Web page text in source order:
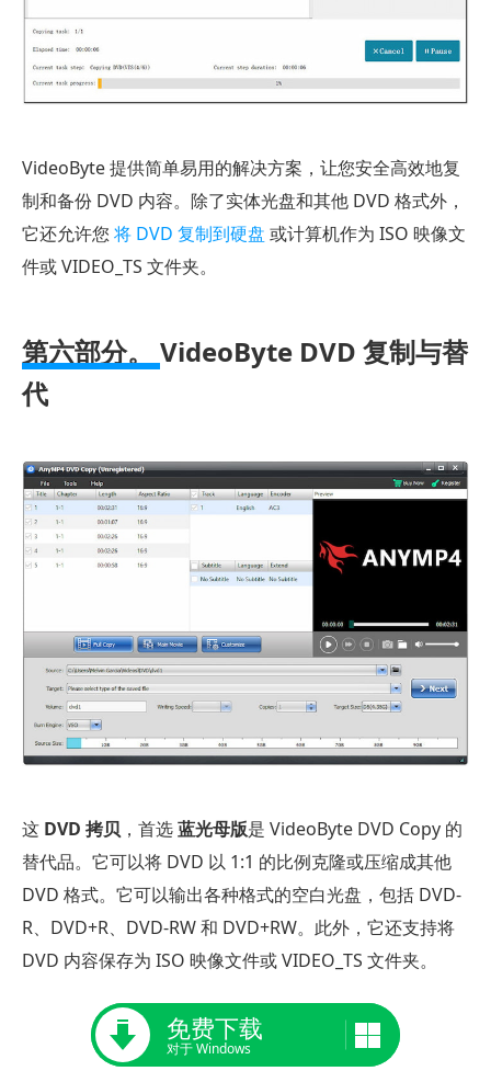
VideoByte 提供简单易用的解决方案，让您安全高效地复
制和备份 DVD 内容。除了实体光盘和其他 DVD 格式外，
它还允许您 将 DVD 复制到硬盘 或计算机作为 ISO 映像文
件或 VIDEO_TS 文件夹。
第六部分。 VideoByte DVD 复制与替
代
这 DVD 拷贝 ，首选蓝光母版是 VideoByte DVD Copy 的
替代品。它可以将 DVD 以 1:1 的比例克隆或压缩成其他
DVD 格式。它可以输出各种格式的空白光盘，包括 DVD-
R、DVD+R、DVD-RW 和 DVD+RW。此外，它还支持将
DVD 内容保存为 ISO 映像文件或 VIDEO_TS 文件夹。
免费下载
对于 Windows